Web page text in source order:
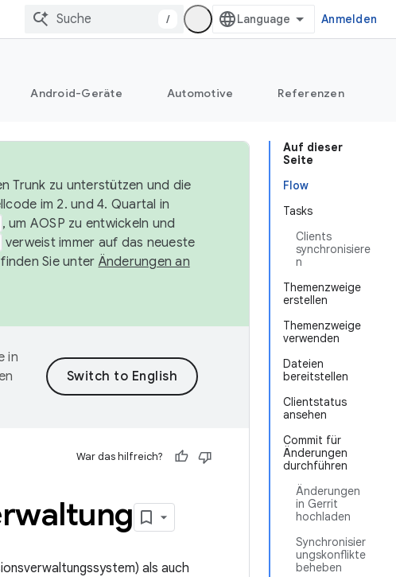
/ Anmelden
Android-Geräte Automotive Referenzen
Auf dieser
Seite
Flow
Tasks
Clients
synchronisiere
n
Themenzweige
erstellen
Themenzweige
verwenden
Dateien
bereitstellen
Clientstatus
ansehen
Commit für
Änderungen
durchführen
Änderungen
in Gerrit
hochladen
Synchronisier
ungskonflikte
beheben
Trunk zu unterstützen und die
im 2. und 4. Quartal in
, um AOSP zu entwickeln und
verweist immer auf das neueste
Sie unter Änderungen an
in
War das hilfreich?
als auch